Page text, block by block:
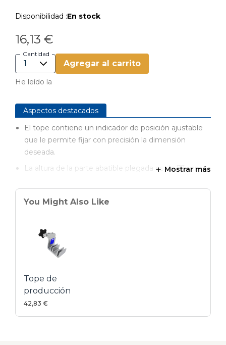
Disponibilidad :En stock
16,13 €
Cantidad
Agregar al carrito
He leído la
Aspectos destacados
El tope contiene un indicador de posición ajustable
que le permite fijar con precisión la dimensión
deseada.
La altura de la parte abatible plegada es de 73 mm
lo que le permite construir su propio tope.
Mostrar más
You Might Also Like
Tope de
producción
42,83 €